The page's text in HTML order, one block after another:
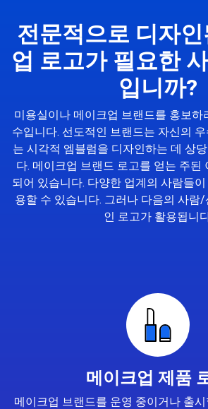
전문적으로 디자
업 로고가 필요한
입니까?
미용실이나 메이크업 브랜드를 홍보하
수입니다. 선도적인 브랜드는 자신의
는 시각적 엠블럼을 디자인하는 데 상
다. 메이크업 브랜드 로고를 얻는 주된
되어 있습니다. 다양한 업계의 사람들
용할 수 있습니다. 그러나 다음의 사람
인 로고가 활용됩니
메이크업 제품
메이크업 브랜드를 운영 중이거나 출